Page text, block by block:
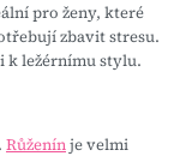
pro ženy, které
zbavit stresu.
k ležérnímu stylu.
Růženínje velmi